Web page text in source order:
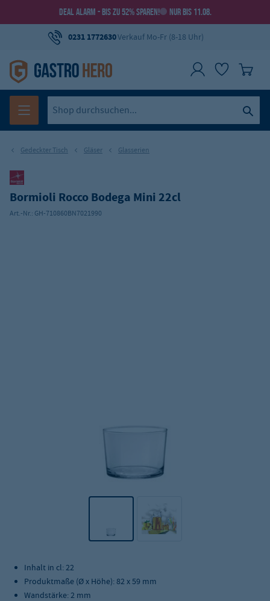
DEAL ALARM - BIS ZU 52% SPAREN! NUR BIS 11.08.
0231 1772630Verkauf Mo-Fr (8-18 Uhr)
Gedeckter Tisch Gläser Glasserien
Bormioli Rocco Bodega Mini 22cl
Art.-Nr.: GH-710860BN7021990
Inhalt in cl: 22
Produktmaße (Ø x Höhe): 82 x 59 mm
Wandstärke: 2 mm